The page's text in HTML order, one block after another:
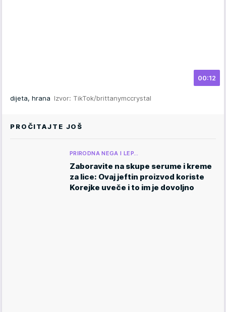
00:12
dijeta, hrana Izvor: TikTok/brittanymccrystal
PROČITAJTE JOŠ
PRIRODNA NEGA I LEP…
Zaboravite na skupe serume i kreme
za lice: Ovaj jeftin proizvod koriste
Korejke uveče i to im je dovoljno